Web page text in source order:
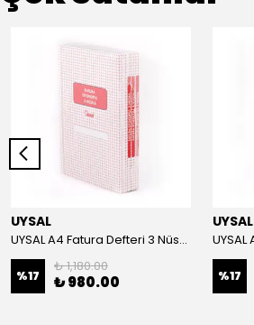
UYSAL
UYSAL A4 Fatura Defteri 3 Nüsha 50 Yaprak (5 Li Paket)
%17
₺ 1,180.00
₺ 980.00
UYSAL
%17